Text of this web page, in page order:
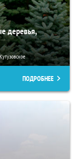
деревья,
ПОДРОБНЕЕ